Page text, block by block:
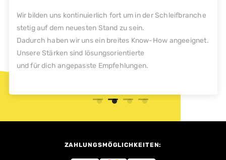
Wir bilden uns kontinuierlich fort um in der Schleifbranche
stetig auf dem neuesten Stand zu sein.
Dadurch haben wir uns ein breites Know-How angeeignet.
Unsere Stärken sind lösungsorientierte
und für dich angepasste Empfehlungen.
ZAHLUNGSMÖGLICHKEITEN: